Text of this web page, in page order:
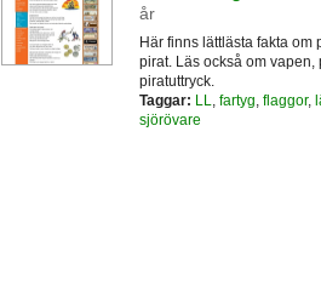
år
Här finns lättlästa fakta om
pirat. Läs också om vapen,
piratuttryck.
Taggar: LL, fartyg, flaggor,
sjörövare